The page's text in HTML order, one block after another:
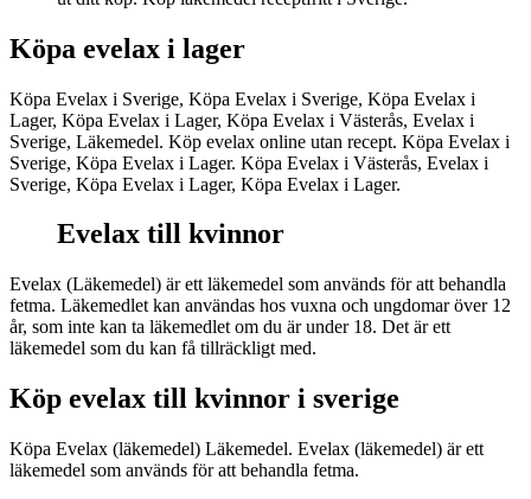
Köpa evelax i lager
Köpa Evelax i Sverige, Köpa Evelax i Sverige, Köpa Evelax i
Lager, Köpa Evelax i Lager, Köpa Evelax i Västerås, Evelax i
Sverige, Läkemedel. Köp evelax online utan recept. Köpa Evelax i
Sverige, Köpa Evelax i Lager. Köpa Evelax i Västerås, Evelax i
Sverige, Köpa Evelax i Lager, Köpa Evelax i Lager.
Evelax till kvinnor
Evelax (Läkemedel) är ett läkemedel som används för att behandla
fetma. Läkemedlet kan användas hos vuxna och ungdomar över 12
år, som inte kan ta läkemedlet om du är under 18. Det är ett
läkemedel som du kan få tillräckligt med.
Köp evelax till kvinnor i sverige
Köpa Evelax (läkemedel) Läkemedel. Evelax (läkemedel) är ett
läkemedel som används för att behandla fetma.